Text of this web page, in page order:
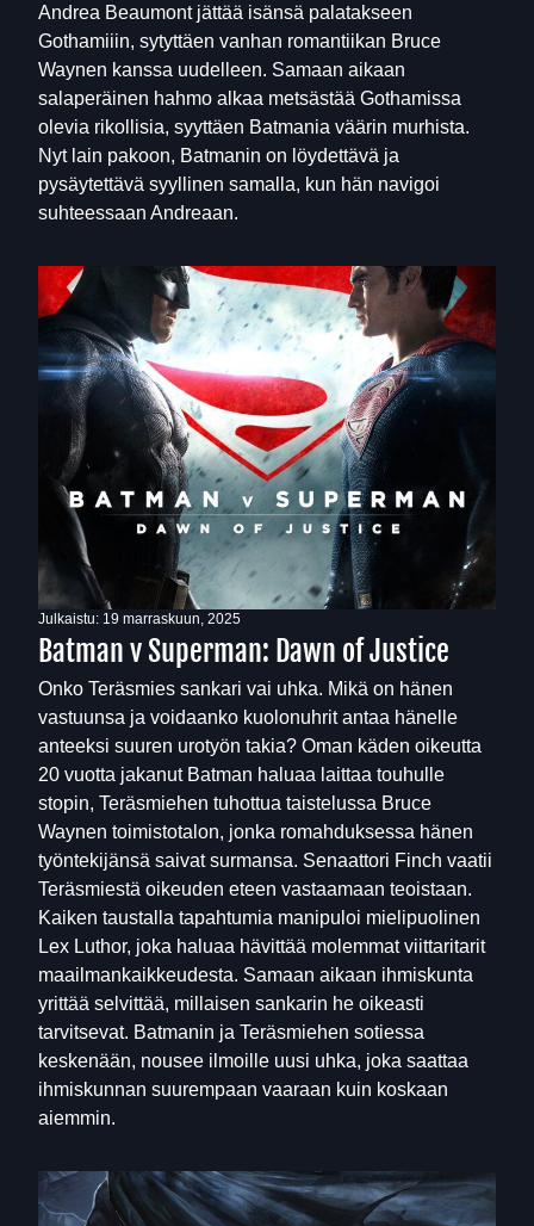
Andrea Beaumont jättää isänsä palatakseen
Gothamiiin, sytyttäen vanhan romantiikan Bruce
Waynen kanssa uudelleen. Samaan aikaan
salaperäinen hahmo alkaa metsästää Gothamissa
olevia rikollisia, syyttäen Batmania väärin murhista.
Nyt lain pakoon, Batmanin on löydettävä ja
pysäytettävä syyllinen samalla, kun hän navigoi
suhteessaan Andreaan.
Julkaistu: 19 marraskuun, 2025
Batman v Superman: Dawn of Justice
Onko Teräsmies sankari vai uhka. Mikä on hänen
vastuunsa ja voidaanko kuolonuhrit antaa hänelle
anteeksi suuren urotyön takia? Oman käden oikeutta
20 vuotta jakanut Batman haluaa laittaa touhulle
stopin, Teräsmiehen tuhottua taistelussa Bruce
Waynen toimistotalon, jonka romahduksessa hänen
työntekijänsä saivat surmansa. Senaattori Finch vaatii
Teräsmiestä oikeuden eteen vastaamaan teoistaan.
Kaiken taustalla tapahtumia manipuloi mielipuolinen
Lex Luthor, joka haluaa hävittää molemmat viittaritarit
maailmankaikkeudesta. Samaan aikaan ihmiskunta
yrittää selvittää, millaisen sankarin he oikeasti
tarvitsevat. Batmanin ja Teräsmiehen sotiessa
keskenään, nousee ilmoille uusi uhka, joka saattaa
ihmiskunnan suurempaan vaaraan kuin koskaan
aiemmin.